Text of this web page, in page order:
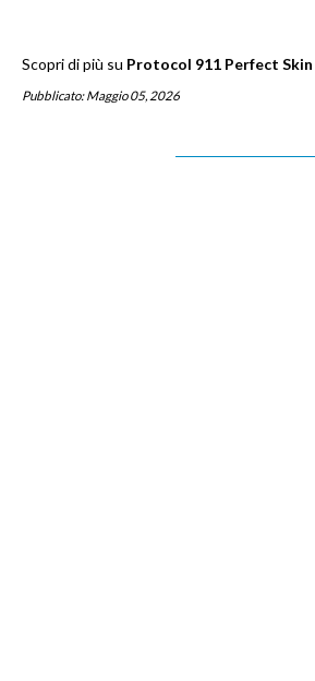
Scopri di più su Protocol 911 Perfect Skin
Pubblicato: Maggio 05, 2026